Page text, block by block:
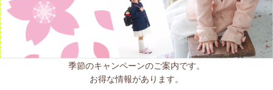
季節のキャンペーンのご案内です。
お得な情報があります。